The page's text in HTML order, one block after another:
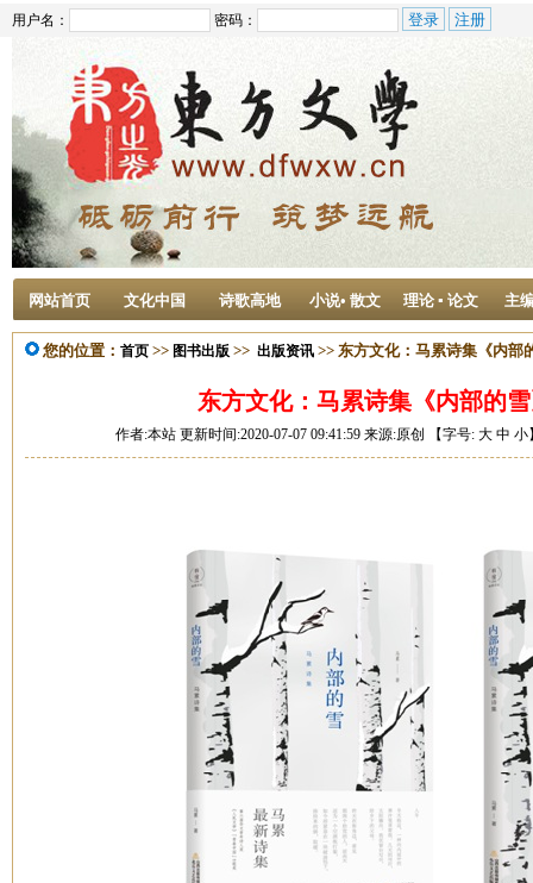
用户名： 密码：
网站首页 文化中国 诗歌高地 小说• 散文 理论 ▪ 论文 主
您的位置： 首页 >> 图书出版 >> 出版资讯 >> 东方文化：马累诗集《内部
东方文化：马累诗集《内部的
作者:本站 更新时间:2020-07-07 09:41:59 来源:原创 【字号: 大 中 小